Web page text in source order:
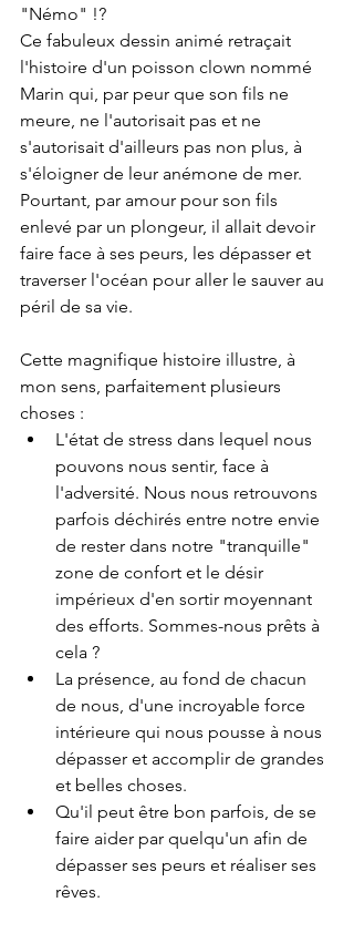
"Némo" !?
Ce fabuleux dessin animé retraçait
l'histoire d'un poisson clown nommé
Marin qui, par peur que son fils ne
meure, ne l'autorisait pas et ne
s'autorisait d'ailleurs pas non plus, à
s'éloigner de leur anémone de mer.
Pourtant, par amour pour son fils
enlevé par un plongeur, il allait devoir
faire face à ses peurs, les dépasser et
traverser l'océan pour aller le sauver au
péril de sa vie.
Cette magnifique histoire illustre, à
mon sens, parfaitement plusieurs
choses :
L'état de stress dans lequel nous
pouvons nous sentir, face à
l'adversité. Nous nous retrouvons
parfois déchirés entre notre envie
de rester dans notre "tranquille"
zone de confort et le désir
impérieux d'en sortir moyennant
des efforts. Sommes-nous prêts à
cela ?
La présence, au fond de chacun
de nous, d'une incroyable force
intérieure qui nous pousse à nous
dépasser et accomplir de grandes
et belles choses.
Qu'il peut être bon parfois, de se
faire aider par quelqu'un afin de
dépasser ses peurs et réaliser ses
rêves.